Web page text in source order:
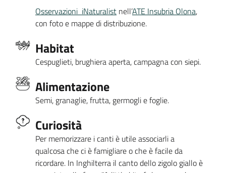
Osservazioni iNaturalist nell’ATE Insubria Olona,
con foto e mappe di distribuzione.
Habitat
Cespuglieti, brughiera aperta, campagna con siepi.
Alimentazione
Semi, granaglie, frutta, germogli e foglie.
Curiosità
Per memorizzare i canti è utile associarli a
qualcosa che ci è famigliare o che è facile da
ricordare. In Inghilterra il canto dello zigolo giallo è